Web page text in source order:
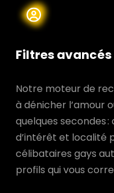
Filtres avancés
Notre moteur de
à dénicher l’amour
quelques secondes
d’intérêt et localité
célibataires gays
profils qui vous